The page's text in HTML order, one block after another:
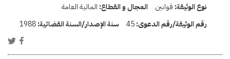
نوع الوثيقة: قوانين المجال و القطاع: المالية العامة
رقم الوثيقة/رقم الدعوى:45 سنة الإصدار/السنة القضائية:1988